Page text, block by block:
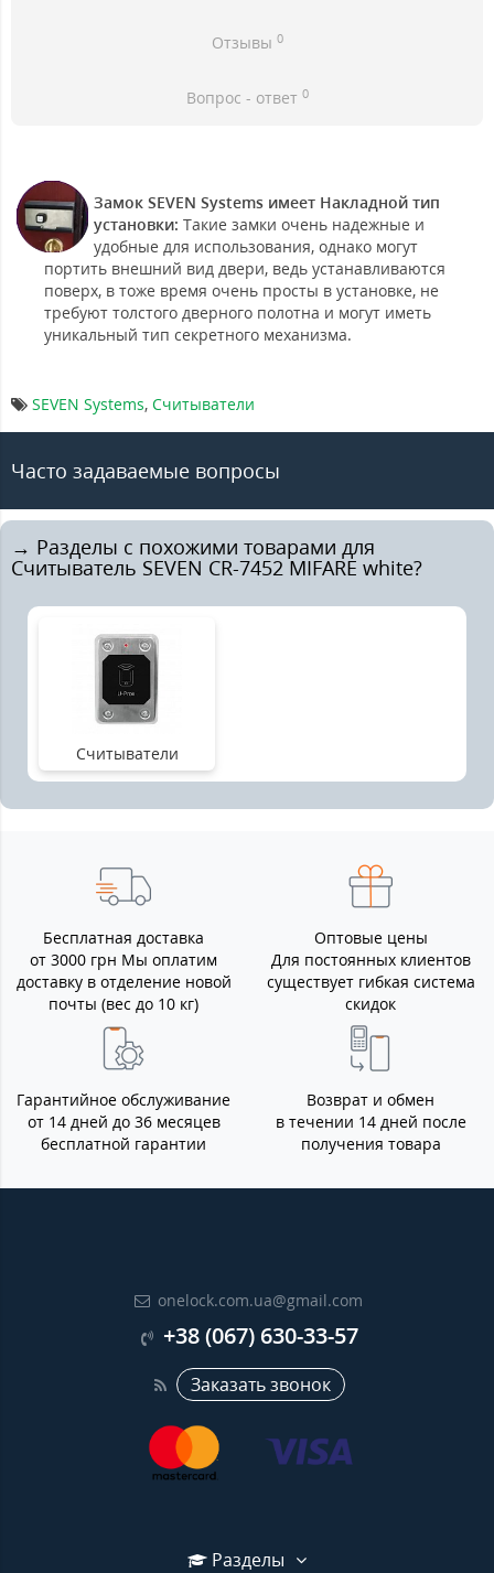
Отзывы 0
Вопрос - ответ 0
Замок SEVEN Systems имеет Накладной тип
установки: Такие замки очень надежные и
удобные для использования, однако могут
портить внешний вид двери, ведь устанавливаются
поверх, в тоже время очень просты в установке, не
требуют толстого дверного полотна и могут иметь
уникальный тип секретного механизма.
SEVEN Systems, Считыватели
Часто задаваемые вопросы
→ Разделы с похожими товарами для
Считыватель SEVEN CR-7452 MIFARE white?
Считыватели
Бесплатная доставка
от 3000 грн Мы оплатим
доставку в отделение новой
почты (вес до 10 кг)
Оптовые цены
Для постоянных клиентов
существует гибкая система
скидок
Гарантийное обслуживание
от 14 дней до 36 месяцев
бесплатной гарантии
Возврат и обмен
в течении 14 дней после
получения товара
onelock.com.ua@gmail.com
+38 (067) 630-33-57
Заказать звонок
Разделы